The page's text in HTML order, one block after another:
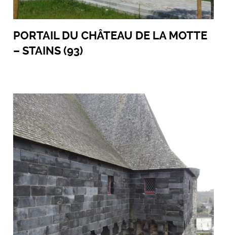
PORTAIL DU CHÂTEAU DE LA MOTTE
– STAINS (93)